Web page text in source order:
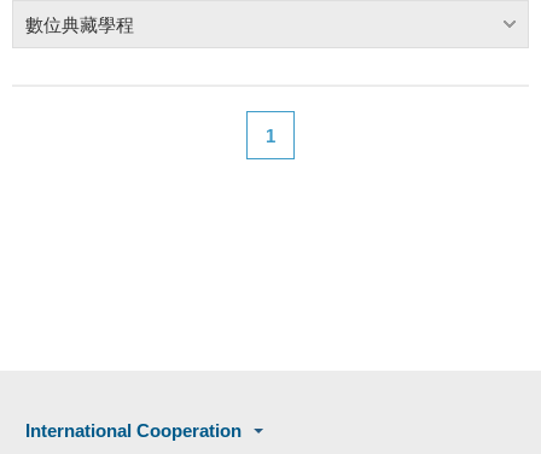
數位典藏學程
1
International Cooperation